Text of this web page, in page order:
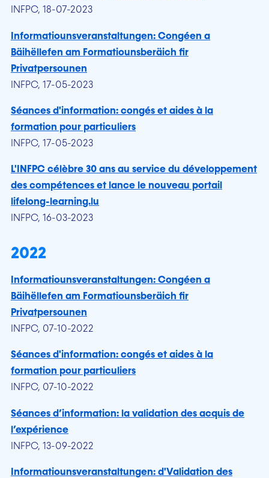
INFPC, 18-07-2023
Informatiounsveranstaltungen: Congéen a
Bäihëllefen am Formatiounsberäich fir
Privatpersounen
INFPC, 17-05-2023
Séances d'information: congés et aides à la
formation pour particuliers
INFPC, 17-05-2023
L'INFPC célèbre 30 ans au service du développement
des compétences et lance le nouveau portail
lifelong-learning.lu
INFPC, 16-03-2023
2022
Informatiounsveranstaltungen: Congéen a
Bäihëllefen am Formatiounsberäich fir
Privatpersounen
INFPC, 07-10-2022
Séances d'information: congés et aides à la
formation pour particuliers
INFPC, 07-10-2022
Séances d’information: la validation des acquis de
l’expérience
INFPC, 13-09-2022
Informatiounsveranstaltungen: d'Validation des